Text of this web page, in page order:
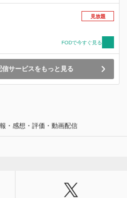
見放題
FODで今すぐ見る
サービスをもっと見る
・感想・評価・動画配信